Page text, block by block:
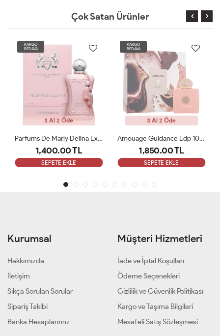
Çok Satan Ürünler
KARGO
BEDAVA
3 Al 2 Öde
Parfums De Marly Delina Exclusive EDP Kadın 75ml Parfüm ARC
1,400.00 TL
SEPETE EKLE
KARGO
BEDAVA
3 Al 2 Öde
Amouage Guidance Edp 100 Ml Bayan Parfüm ARC
1,850.00 TL
SEPETE EKLE
Kurumsal
Hakkımızda
İletişim
Sıkça Sorulan Sorular
Sipariş Takibi
Banka Hesaplarımız
Müşteri Hizmetleri
İade ve İptal Koşulları
Ödeme Seçenekleri
Gizlilik ve Güvenlik Politikası
Kargo ve Taşıma Bilgileri
Mesafeli Satış Sözleşmesi